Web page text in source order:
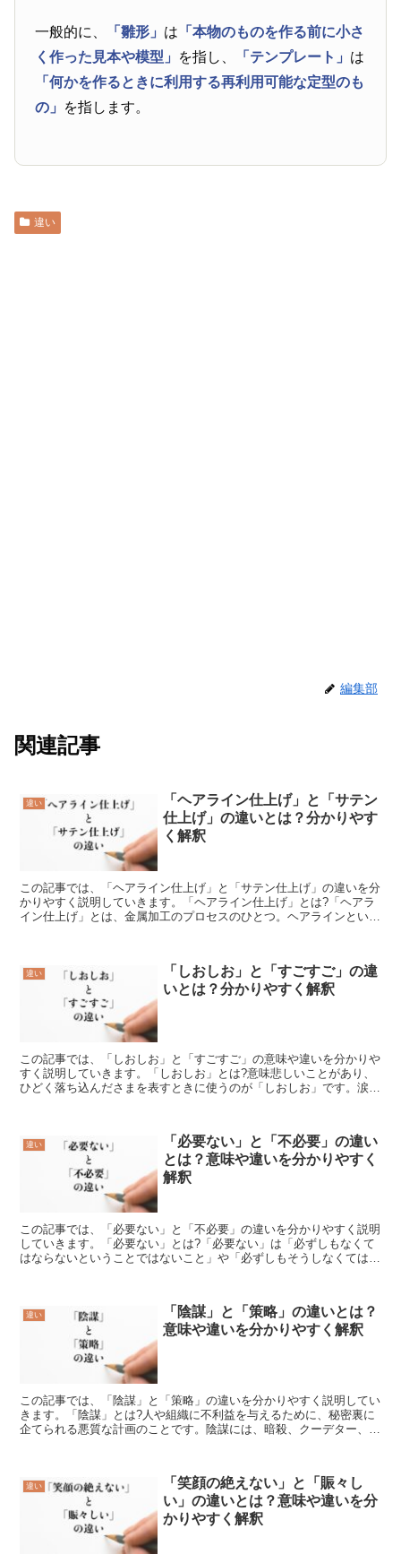
一般的に、 「雛形」 は 「本物のものを作る前に小さ
く作った見本や模型」 を指し、 「テンプレート」 は
「何かを作るときに利用する再利用可能な定型のも
の」 を指します。
違い
編集部
関連記事
違い
「ヘアライン仕上げ」と「サテン
仕上げ」の違いとは？分かりやす
く解釈
この記事では、「ヘアライン仕上げ」と「サテン仕上げ」の違いを分
かりやすく説明していきます。「ヘアライン仕上げ」とは?「ヘアラ
イン仕上げ」とは、金属加工のプロセスのひとつ。ヘアラインという
違い
「しおしお」と「すごすご」の違
いとは？分かりやすく解釈
この記事では、「しおしお」と「すごすご」の意味や違いを分かりや
すく説明していきます。「しおしお」とは?意味悲しいことがあり、
ひどく落ち込んださまを表すときに使うのが「しおしお」です。涙を
違い
「必要ない」と「不必要」の違い
とは？意味や違いを分かりやすく
解釈
この記事では、「必要ない」と「不必要」の違いを分かりやすく説明
していきます。「必要ない」とは?「必要ない」は「必ずしもなくて
はならないということではないこと」や「必ずしもそうしなくてはな
違い
「陰謀」と「策略」の違いとは？
意味や違いを分かりやすく解釈
この記事では、「陰謀」と「策略」の違いを分かりやすく説明してい
きます。「陰謀」とは?人や組織に不利益を与えるために、秘密裏に
企てられる悪質な計画のことです。陰謀には、暗殺、クーデター、テ
違い
「笑顔の絶えない」と「賑々し
い」の違いとは？意味や違いを分
かりやすく解釈